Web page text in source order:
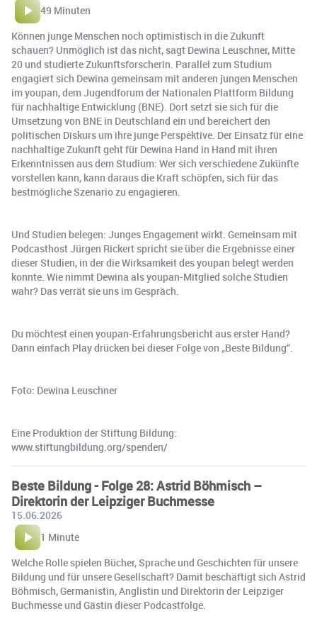
49 Minuten
Können junge Menschen noch optimistisch in die Zukunft
schauen? Unmöglich ist das nicht, sagt Dewina Leuschner, Mitte
20 und studierte Zukunftsforscherin. Parallel zum Studium
engagiert sich Dewina gemeinsam mit anderen jungen Menschen
im youpan, dem Jugendforum der Nationalen Plattform Bildung
für nachhaltige Entwicklung (BNE). Dort setzt sie sich für die
Umsetzung von BNE in Deutschland ein und bereichert den
politischen Diskurs um ihre junge Perspektive. Der Einsatz für eine
nachhaltige Zukunft geht für Dewina Hand in Hand mit ihren
Erkenntnissen aus dem Studium: Wer sich verschiedene Zukünfte
vorstellen kann, kann daraus die Kraft schöpfen, sich für das
bestmögliche Szenario zu engagieren.
Und Studien belegen: Junges Engagement wirkt. Gemeinsam mit
Podcasthost Jürgen Rickert spricht sie über die Ergebnisse einer
dieser Studien, in der die Wirksamkeit des youpan belegt werden
konnte. Wie nimmt Dewina als youpan-Mitglied solche Studien
wahr? Das verrät sie uns im Gespräch.
Du möchtest einen youpan-Erfahrungsbericht aus erster Hand?
Dann einfach Play drücken bei dieser Folge von „Beste Bildung“.
Foto: Dewina Leuschner
Eine Produktion der Stiftung Bildung:
www.stiftungbildung.org/spenden/
Beste Bildung - Folge 28: Astrid Böhmisch –
Direktorin der Leipziger Buchmesse
15.06.2026
1 Minute
Welche Rolle spielen Bücher, Sprache und Geschichten für unsere
Bildung und für unsere Gesellschaft? Damit beschäftigt sich Astrid
Böhmisch, Germanistin, Anglistin und Direktorin der Leipziger
Buchmesse und Gästin dieser Podcastfolge.